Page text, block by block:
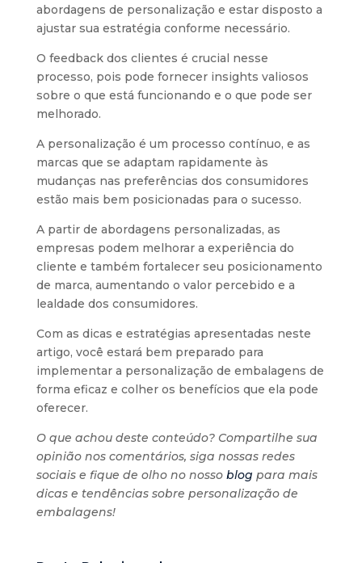
abordagens de personalização e estar disposto a
ajustar sua estratégia conforme necessário.
O feedback dos clientes é crucial nesse
processo, pois pode fornecer insights valiosos
sobre o que está funcionando e o que pode ser
melhorado.
A personalização é um processo contínuo, e as
marcas que se adaptam rapidamente às
mudanças nas preferências dos consumidores
estão mais bem posicionadas para o sucesso.
A partir de abordagens personalizadas, as
empresas podem melhorar a experiência do
cliente e também fortalecer seu posicionamento
de marca, aumentando o valor percebido e a
lealdade dos consumidores.
Com as dicas e estratégias apresentadas neste
artigo, você estará bem preparado para
implementar a personalização de embalagens de
forma eficaz e colher os benefícios que ela pode
oferecer.
O que achou deste conteúdo? Compartilhe sua
opinião nos comentários, siga nossas redes
sociais e fique de olho no nosso blog para mais
dicas e tendências sobre personalização de
embalagens!